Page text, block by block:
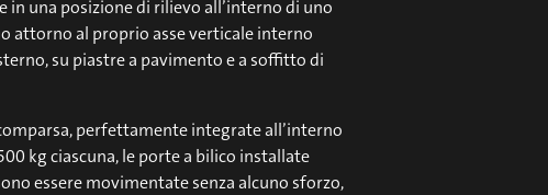
in una posizione di rilievo all’interno di uno
attorno al proprio asse verticale interno
su piastre a pavimento e a soffitto di
perfettamente integrate all’interno
kg ciascuna, le porte a bilico installate
essere movimentate senza alcuno sforzo,